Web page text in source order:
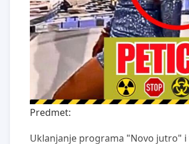
Predmet:
Uklanjanje programa "Novo jutro" i